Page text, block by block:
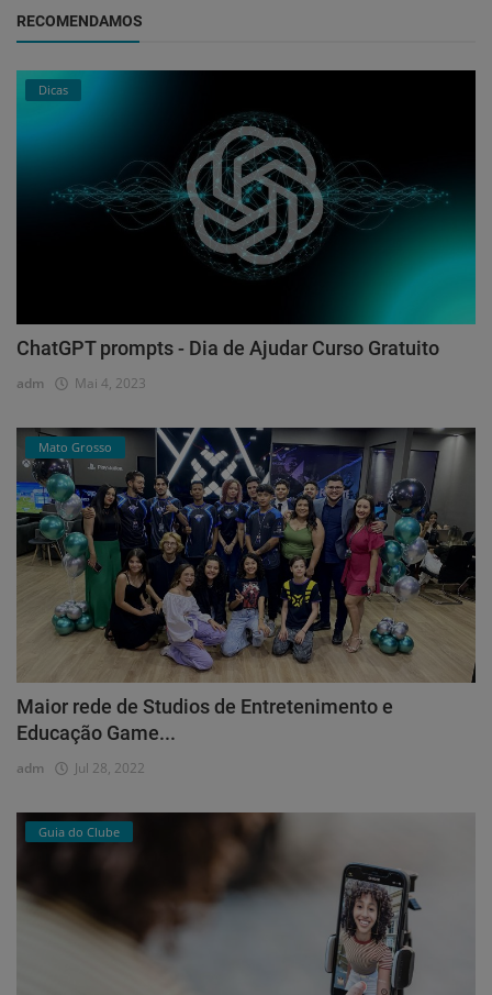
RECOMENDAMOS
Dicas
ChatGPT prompts - Dia de Ajudar Curso Gratuito
adm Mai 4, 2023
Mato Grosso
Maior rede de Studios de Entretenimento e
Educação Game...
adm Jul 28, 2022
Guia do Clube